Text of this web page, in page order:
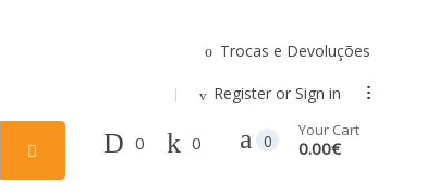
Trocas e Devoluções
Register or Sign in ...
0 0 0
Your Cart
0.00€